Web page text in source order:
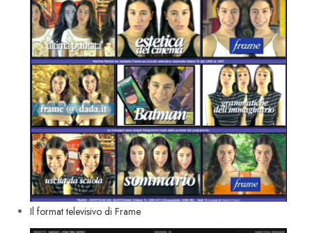
Il format televisivo di Frame